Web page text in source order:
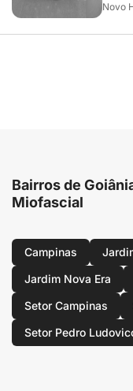
Novo
Bairros de
Miofascial
Campinas
Jardim Nova Era
Setor Campinas
Setor Pedro